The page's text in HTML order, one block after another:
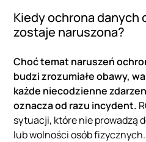
Kiedy ochrona danych
zostaje naruszona?
Choć temat naruszeń
budzi zrozumiałe obawy,
każde niecodzienne
oznacza od razu incydent.
sytuacji, które nie prowadzą
lub wolności osób fizycznych.